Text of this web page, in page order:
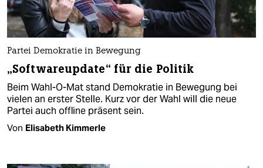
Partei Demokratie in Bewegung
„Softwareupdate“ für die Politik
Beim Wahl-O-Mat stand Demokratie in Bewegung bei
vielen an erster Stelle. Kurz vor der Wahl will die neue
Partei auch offline präsent sein.
Von Elisabeth Kimmerle